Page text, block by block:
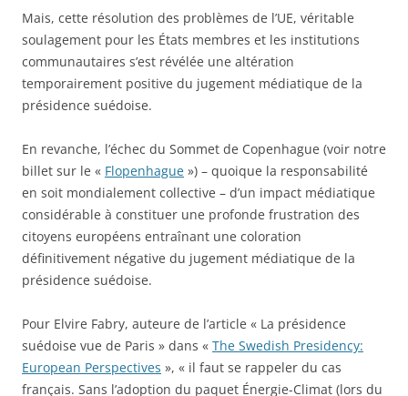
Mais, cette résolution des problèmes de l’UE, véritable
soulagement pour les États membres et les institutions
communautaires s’est révélée une altération
temporairement positive du jugement médiatique de la
présidence suédoise.
En revanche, l’échec du Sommet de Copenhague (voir notre
billet sur le « Flopenhague ») – quoique la responsabilité
en soit mondialement collective – d’un impact médiatique
considérable à constituer une profonde frustration des
citoyens européens entraînant une coloration
définitivement négative du jugement médiatique de la
présidence suédoise.
Pour Elvire Fabry, auteure de l’article « La présidence
suédoise vue de Paris » dans « The Swedish Presidency:
European Perspectives », « il faut se rappeler du cas
français. Sans l’adoption du paquet Énergie-Climat (lors du